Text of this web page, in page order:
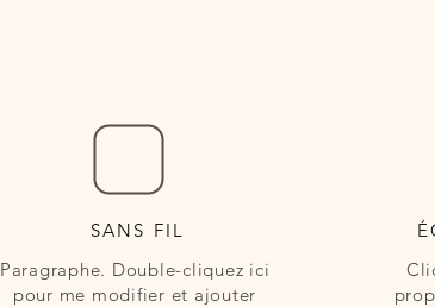
SANS FIL
Paragraphe. Double-cliquez ici
pour me modifier et ajouter